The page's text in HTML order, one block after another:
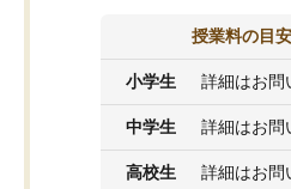
授業料の目安
小学生 詳細はお問
中学生 詳細はお問
高校生 詳細はお問